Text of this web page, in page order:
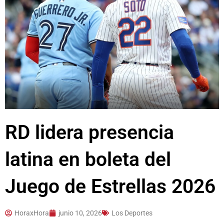
RD lidera presencia
latina en boleta del
Juego de Estrellas 2026
HoraxHora junio 10, 2026 Los Deportes